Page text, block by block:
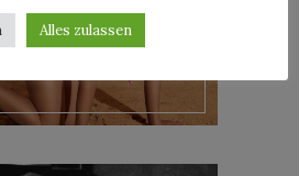
MATTEL IM
INTERVIEW
Alles zulassen